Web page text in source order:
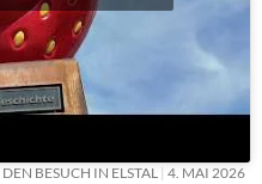
BESUCH IN ELSTAL 4. MAI 2026